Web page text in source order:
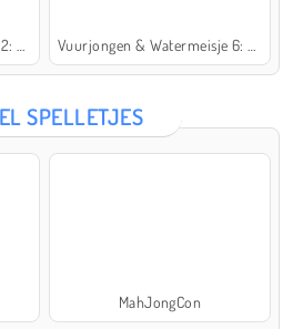
SPELLETJES
MahJongCon